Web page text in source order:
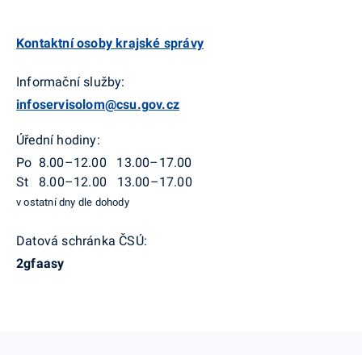
Kontaktní osoby krajské správy
Informační služby:
infoservisolom@csu.gov.cz
Úřední hodiny:
Po 8.00–12.00 13.00–17.00
St 8.00–12.00 13.00–17.00
v ostatní dny dle dohody
Datová schránka ČSÚ:
2gfaasy